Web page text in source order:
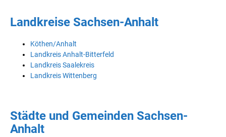
Landkreise Sachsen-Anhalt
Köthen/Anhalt
Landkreis Anhalt-Bitterfeld
Landkreis Saalekreis
Landkreis Wittenberg
Städte und Gemeinden Sachsen-
Anhalt